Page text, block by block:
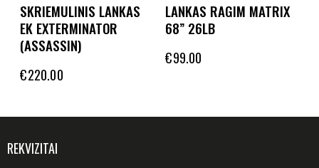
SKRIEMULINIS LANKAS
EK EXTERMINATOR
(ASSASSIN)
€220.00
LANKAS RAGIM MATRIX
68” 26LB
€99.00
REKVIZITAI